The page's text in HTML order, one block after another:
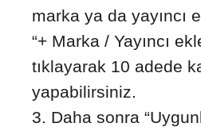
marka ya da yayıncı
“+ Marka / Yayıncı
tıklayarak 10 adede
yapabilirsiniz.
Daha sonra